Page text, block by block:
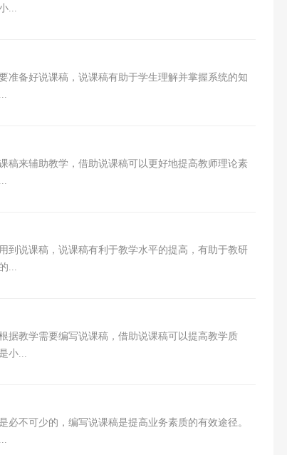
...
准备好说课稿，说课稿有助于学生理解并掌握系统的知
稿来辅助教学，借助说课稿可以更好地提高教师理论素
到说课稿，说课稿有利于教学水平的提高，有助于教研
...
据教学需要编写说课稿，借助说课稿可以提高教学质
小...
不可少的，编写说课稿是提高业务素质的有效途径。